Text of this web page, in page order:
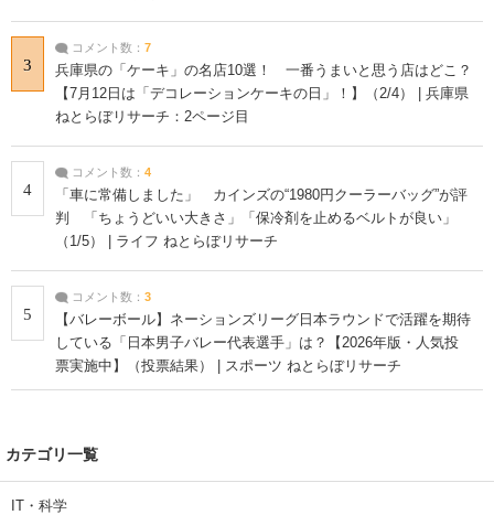
3
コメント数： 7
兵庫県の「ケーキ」の名店10選！ 一番うまいと思う店はどこ？
【7月12日は「デコレーションケーキの日」！】（2/4） | 兵庫県
ねとらぼリサーチ：2ページ目
4
コメント数： 4
「車に常備しました」 カインズの“1980円クーラーバッグ”が評
判 「ちょうどいい大きさ」「保冷剤を止めるベルトが良い」
（1/5） | ライフ ねとらぼリサーチ
5
コメント数： 3
【バレーボール】ネーションズリーグ日本ラウンドで活躍を期待
している「日本男子バレー代表選手」は？【2026年版・人気投
票実施中】（投票結果） | スポーツ ねとらぼリサーチ
カテゴリ一覧
IT・科学